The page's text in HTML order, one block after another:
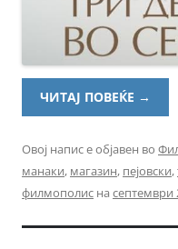
ЧИТАЈ ПОВЕЌЕ →
Овој напис е објавен во
манаки, магазин, пејовски,
филмополис на септември